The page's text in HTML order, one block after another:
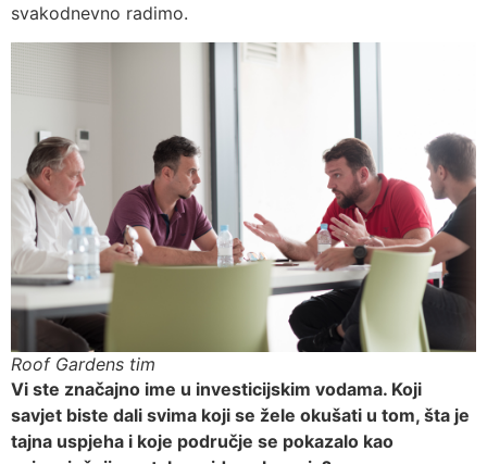
svakodnevno radimo.
Roof Gardens tim
Vi ste značajno ime u investicijskim vodama. Koji
savjet biste dali svima koji se žele okušati u tom, šta je
tajna uspjeha i koje područje se pokazalo kao